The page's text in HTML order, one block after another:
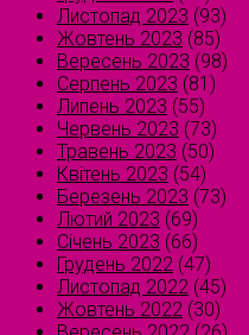
Листопад 2023 (93)
Жовтень 2023 (85)
Вересень 2023 (98)
Серпень 2023 (81)
Липень 2023 (55)
Червень 2023 (73)
Травень 2023 (50)
Квітень 2023 (54)
Березень 2023 (73)
Лютий 2023 (69)
Січень 2023 (66)
Грудень 2022 (47)
Листопад 2022 (45)
Жовтень 2022 (30)